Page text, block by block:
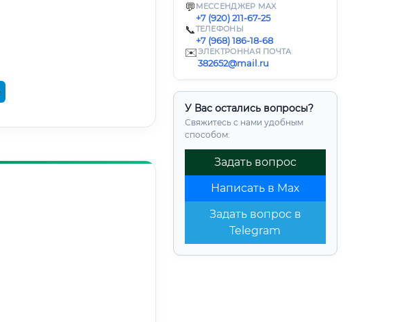
💬 МЕССЕНДЖЕР MAX
+7 (920) 211-67-25
📞ТЕЛЕФОНЫ
+7 (968) 186-18-68
✉️ЭЛЕКТРОННАЯ ПОЧТА
382652@mail.ru
У Вас остались вопросы?
Свяжитесь с нами удобным
способом:
Задать вопрос
Написать в Max
Задать вопрос в
Telegram